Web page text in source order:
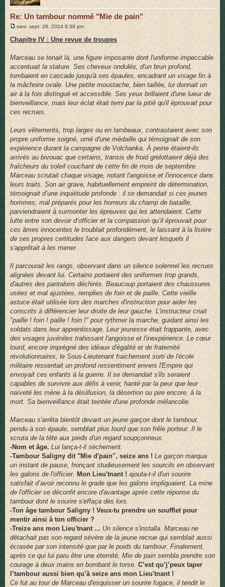
Re: Un tambour nommé "Mie de pain"
M
s
s
g
sam. sept. 28, 2024 8:38 pm
Chapitre IV : Une revue de troupes
Marceau se tenait là, une figure imposante dont l'uniforme impeccable
accentuait la stature. Ses cheveux ondulés, d'un brun profond,
tombaient en cascade jusqu'à ses épaules, encadrant un visage fin à
la mâchoire ovale. Une petite moustache, bien taillée, lui donnait un
air à la fois distingué et accessible. Ses yeux brillaient d'une lueur de
bienveillance, mais leur éclat était terni par la pitié qu'il éprouvait pour
ces recrues.
Leurs vêtements, trop larges ou en lambeaux, contrastaient avec son
propre uniforme soigné, orné d'une médaille qui témoignait de son
expérience durant la campagne de Volchanka. À peine étaient-ils
arrivés au bivouac que certains, transis de froid grelottaient déjà des
fraîcheurs du soleil couchant de cette fin de mois de septembre.
Marceau scrutait chaque visage, notant l'angoisse et l'innocence dans
leurs traits. Son air grave, habituellement empreint de détermination,
témoignait d’une inquiétude profonde : il se demandait si ces jeunes
hommes, mal préparés pour les horreurs du champ de bataille,
parviendraient à surmonter les épreuves qui les attendaient. Cette
lutte entre son devoir d’officier et la compassion qu’il éprouvait pour
ces âmes innocentes le troublait profondément, le laissant à la lisière
de ses propres certitudes face aux dangers devant lesquels il
s'apprêtait à les mener.
Il parcourait les rangs, observant dans un silence solennel les recrues
alignées devant lui. Certains portaient des uniformes trop grands,
d'autres des pantalons déchirés. Beaucoup portaient des chaussures
usées et mal ajustées, remplies de foin et de paille. Cette vieille
astuce était utilisée lors des marches d'instruction pour aider les
conscrits à différencier leur droite de leur gauche. L'instructeur criait
"paille ! foin ! paille ! foin !" pour rythmer la marche, guidant ainsi les
soldats dans leur apprentissage. Leur jeunesse était frappante, avec
des visages juvéniles trahissant l'angoisse et l'inexpérience. Le cœur
lourd, encore imprégné des idéaux d'égalité et de fraternité
révolutionnaires, le Sous-Lieutenant fraichement sorti de l'école
militaire ressentait un profond ressentiment envers l'Empire qui
envoyait ces enfants à la guerre. Il se demandait s'ils seraient
capables de survivre aux défis à venir, hanté par la peur que leur
naïveté les mène à la désillusion, la désertion ou pire encore, à la
mort. Sa bienveillance était teintée d'une profonde mélancolie.
Marceau s'arrêta bientôt devant un jeune garçon dont le tambour,
pendu à son épaule, semblait plus lourd que son frêle porteur. Il le
scruta de la tête aux pieds d'un regard soupçonneux.
-Nom et âge. Lui lança-t-il sèchement.
-Tambour Saligny dit "Mie d'pain", seize ans ! Le garçon marqua
un instant de pause, fronçant studieusement les sourcils en observant
les galons de l'officier. Mon Lieu'tnant ! ajouta-t-il d'un sourire
satisfait d’avoir reconnu le grade que les galons impliquaient. La mine
de l'officier se déconfit encore d'avantage après cette réponse du
tambour dont le sourire s'effaça dès lors.
-Ton âge tambour Saligny ! Veux-tu prendre un soufflet pour
mentir ainsi à ton officier ?
-Treize ans mon Lieu'tnant ... Un silence s'installa. Marceau ne
détachait pas son regard sévère de la jeune recrue qui semblait aussi
écrasée par son intensité que par le poids du tambour. Finalement,
après ce qui lui paru être une éternité, Mie de pain sembla prendre son
courage à deux mains en bombant le torse. C’est qu’j’peux taper
l’tambour aussi bien qu’à seize ans mon Lieu'tnant !
Ce fut au tour de Marceau d'esquisser un sourire fugace, il tendit le